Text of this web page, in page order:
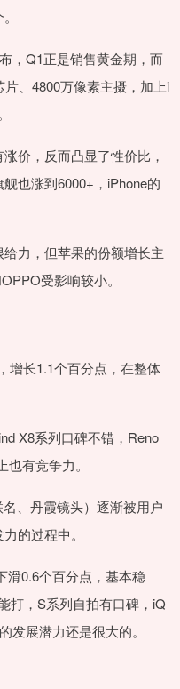
，Q1正是销售黄金期，而
、4800万像素主摄，加上i
价，反而凸显了性价比，
也涨到6000+，iPhone的
力，但苹果的份额增长主
受影响较小。
增长1.1个百分点，在整体
X8系列口碑不错，Reno
有竞争力。
、丹霞镜头）逐渐被用户
的过程中。
滑0.6个百分点，基本稳
打，S系列自拍有口碑，iQ
发展潜力还是很大的。